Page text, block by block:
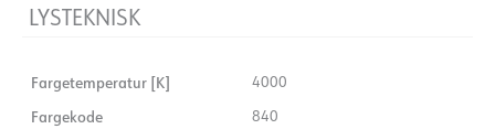
LYSTEKNISK
Fargetemperatur [K] 4000
Fargekode 840